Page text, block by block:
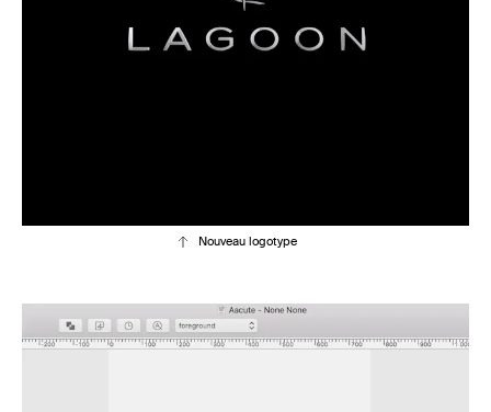
Nouveau logotype